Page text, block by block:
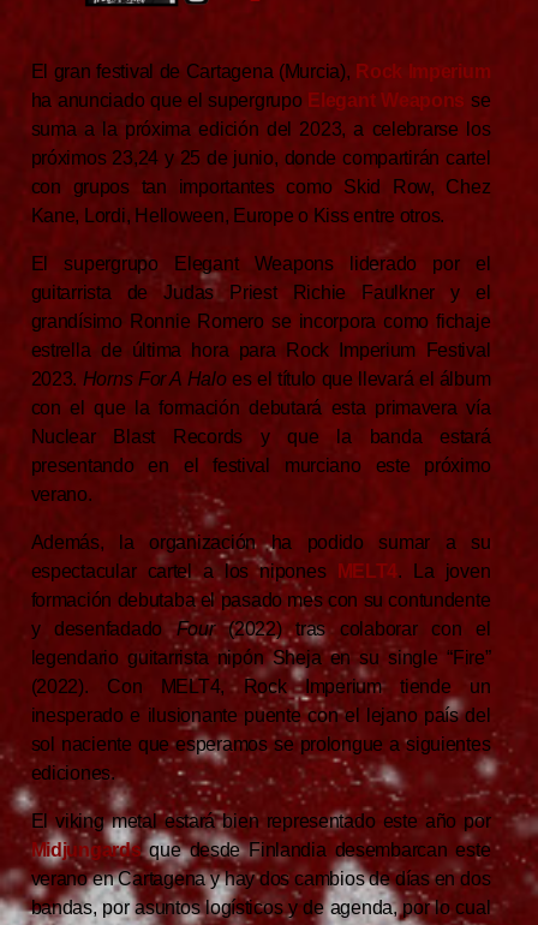
El gran festival de Cartagena (Murcia), Rock Imperium
ha anunciado que el supergrupo Elegant Weapons se
suma a la próxima edición del 2023, a celebrarse los
próximos 23,24 y 25 de junio, donde compartirán cartel
con grupos tan importantes como Skid Row, Chez
Kane, Lordi, Helloween, Europe o Kiss entre otros.
El supergrupo Elegant Weapons liderado por el
guitarrista de Judas Priest Richie Faulkner y el
grandísimo Ronnie Romero se incorpora como fichaje
estrella de última hora para Rock Imperium Festival
2023. Horns For A Haloes el título que llevará el álbum
con el que la formación debutará esta primavera vía
Nuclear Blast Records y que la banda estará
presentando en el festival murciano este próximo
verano.
Además, la organización ha podido sumar a su
espectacular cartel a los nipones
MELT4. La joven
formación debutaba el pasado mes con su contundente
y desenfadado Four(2022) tras colaborar con el
legendario guitarrista nipón Sheja en su single “Fire”
(2022). Con MELT4, Rock Imperium tiende un
inesperado e ilusionante puente con el lejano país del
sol naciente que esperamos se prolongue a siguientes
ediciones.
El viking metal estará bien representado este año por
Midjungardsque desde Finlandia desembarcan este
verano en Cartagena y hay dos cambios de días en dos
bandas, por asuntos logísticos y de agenda, por lo cual